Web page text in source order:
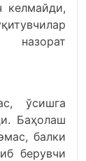
келмайди,
ўсишга
Баҳолаш
балки
берувчи